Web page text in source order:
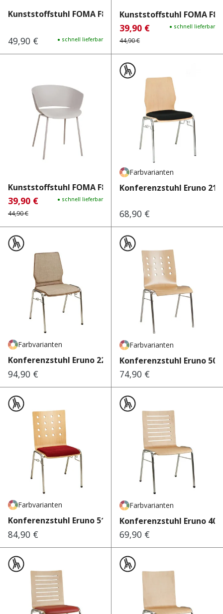
Kunststoffstuhl FOMA F832 O...
Regulärer Preis:
49,90 € ● schnell lieferbar
Kunststoffstuhl FOMA
Verkaufspreis:
39,90 €
Regulärer Preis:
44,90 €
● schnell lieferbar
Kunststoffstuhl FOMA F833 L...
Verkaufspreis:
39,90 €
Regulärer Preis:
44,90 €
● schnell lieferbar
Farbvarianten
Konferenzstuhl Eruno 210
Regulärer Preis:
68,90 €
Farbvarianten
Konferenzstuhl Eruno 220
Regulärer Preis:
94,90 €
Farbvarianten
Konferenzstuhl Eruno 500
Regulärer Preis:
74,90 €
Farbvarianten
Konferenzstuhl Eruno 510
Regulärer Preis:
84,90 €
Farbvarianten
Konferenzstuhl Eruno 400
Regulärer Preis:
69,90 €